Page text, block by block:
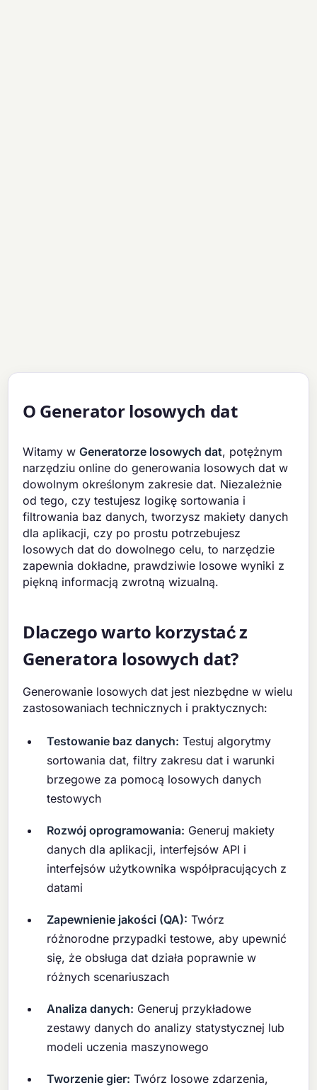
O Generator losowych dat
Witamy wGeneratorze losowych dat, potężnym
narzędziu online do generowania losowych dat w
dowolnym określonym zakresie dat. Niezależnie
od tego, czy testujesz logikę sortowania i
filtrowania baz danych, tworzysz makiety danych
dla aplikacji, czy po prostu potrzebujesz
losowych dat do dowolnego celu, to narzędzie
zapewnia dokładne, prawdziwie losowe wyniki z
piękną informacją zwrotną wizualną.
Dlaczego warto korzystać z
Generatora losowych dat?
Generowanie losowych dat jest niezbędne w wielu
zastosowaniach technicznych i praktycznych:
Testowanie baz danych: Testuj algorytmy
sortowania dat, filtry zakresu dat i warunki
brzegowe za pomocą losowych danych
testowych
Rozwój oprogramowania: Generuj makiety
danych dla aplikacji, interfejsów API i
interfejsów użytkownika współpracujących z
datami
Zapewnienie jakości (QA): Twórz
różnorodne przypadki testowe, aby upewnić
się, że obsługa dat działa poprawnie w
różnych scenariuszach
Analiza danych: Generuj przykładowe
zestawy danych do analizy statystycznej lub
modeli uczenia maszynowego
Tworzenie gier: Twórz losowe zdarzenia,